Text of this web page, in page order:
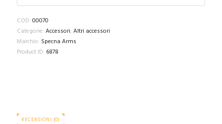
COD: 00070
Categorie: Accessori, Altri accessori
Marchio: Specna Arms
Product ID: 6878
RECENSIONI (0)